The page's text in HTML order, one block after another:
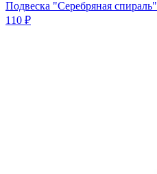
Подвеска "Серебряная спираль"
110 ₽